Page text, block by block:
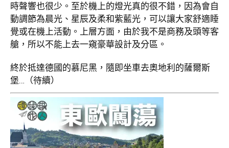
時聲響也很少。至於機上的燈光真的很不錯，因為會自
動調節為晨光、星辰及柔和紫藍光，可以讓大家舒適睡
覺或在機上活動。上層方面，由於我不是商務及頭等客
艙，所以不能上去一窺豪華設計及分區。
終於抵達德國的慕尼黑，隨即坐車去奧地利的薩爾斯
堡…（待續）